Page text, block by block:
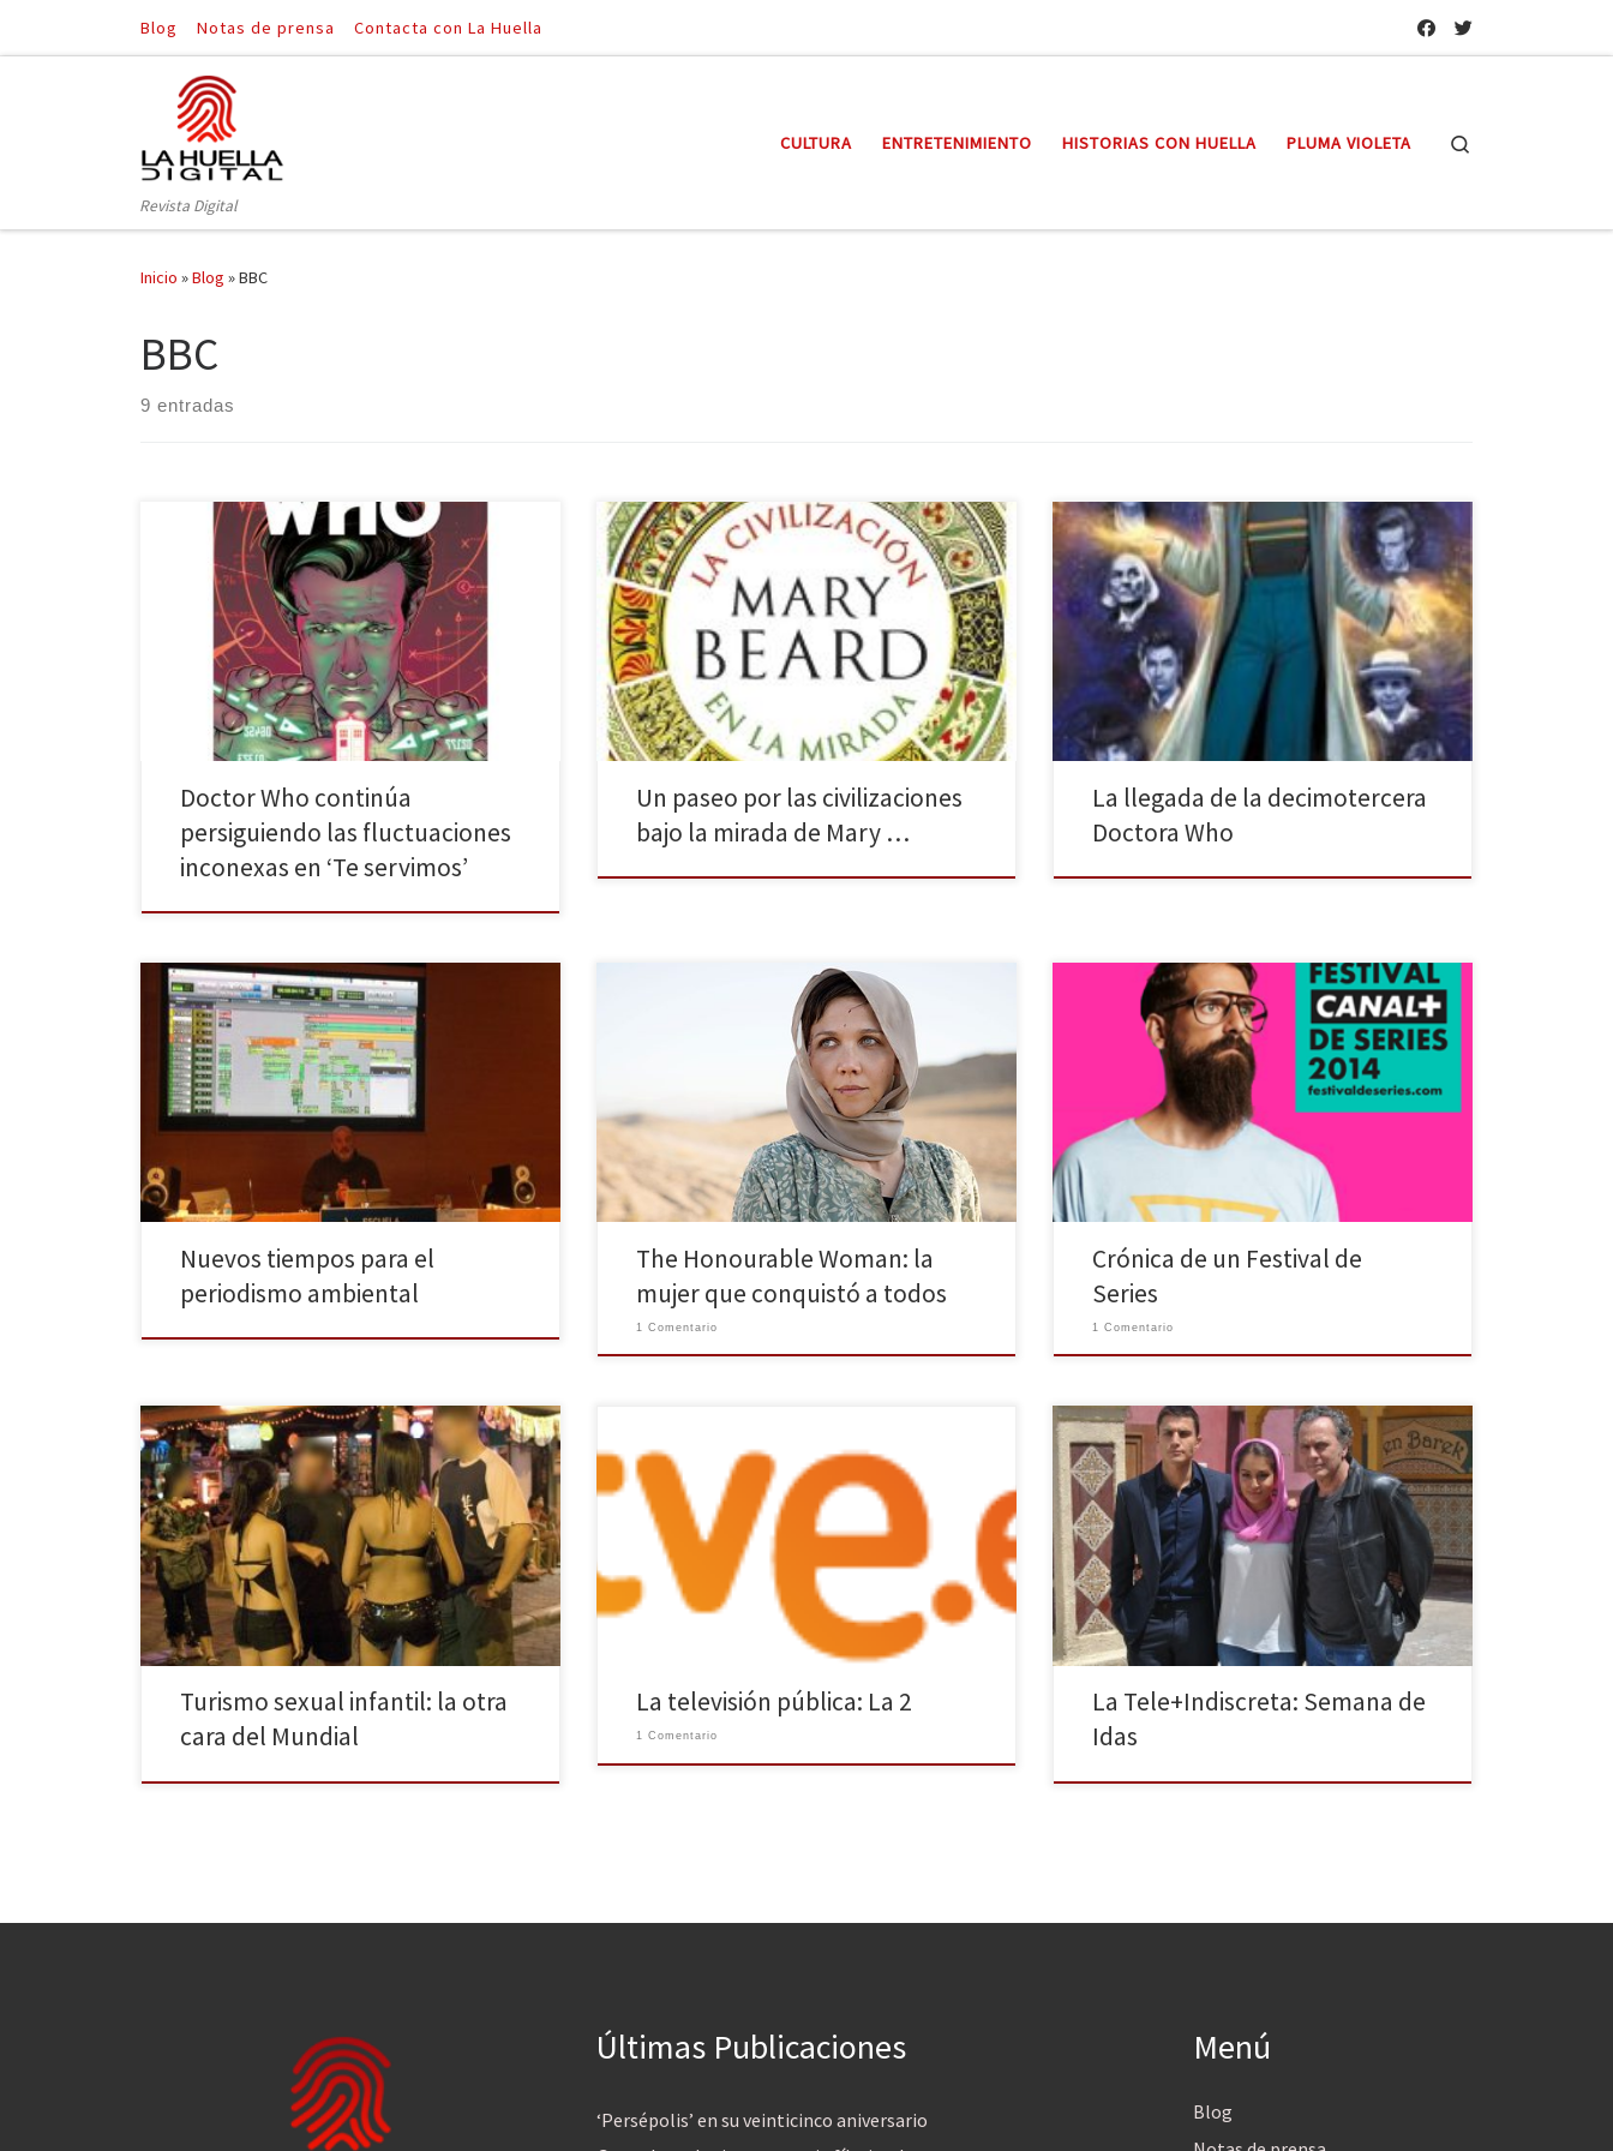
Saltar al contenido
Blog Notas de prensa Contacta con La Huella
Revista Digital
CULTURA ENTRETENIMIENTO HISTORIAS CON HUELLA PLUMA VIOLETA
Inicio »Blog »BBC
BBC
9 entradas
Fandogamia continúa publicando las aventuras del
Doctor Who, concretamente, os hablaré el segundo
tomo del decimoprimer doctor titulado Te servimos.
En el anterior comic, Vida después de la muerte, se
nos presentó la historia: el Doctor se encuentra con
Alice, una mujer que ha perdido a su madre y se
encuentra […]
Doctor Who continúa
persiguiendo las fluctuaciones
inconexas en ‘Te servimos’
La editorial Crítica (Grupo Planeta) ha publicado la
última obra de Mary Beard, Premio Princesa de
Asturias de Ciencias Sociales en 2016, un libro sobre el
arte y la forma de ver la realidad por los diferentes
pueblos. La civilización en la mirada (febrero de
2019), traducción de Civilizations: How […]
Un paseo por las civilizaciones
bajo la mirada de Mary …
Fandogamia publica el inicio de la historia de la
Doctora decimotercera en el cómic Doctor Who: las
muchas vidas del Doctor, escrito por Richard Dinnick.
En el universo se ve viajar a una vieja cabina azul de
teléfono inglesa, llamada Tardis; dentro, viaja un
Señor del Tiempo. La vida a […]
La llegada de la decimotercera
Doctora Who
Hace unos días se celebró la segunda edición de las
Jornadas Internacionales de Periodismo
Medioambiental organizadas por la Escuela de
Periodismo y Comunicación de Unidad Editorial y
Ecoembes. El encuentro reunió a veteranos de esta
especialización periodística junto a incipientes mentes
y el debate giró en torno a las nuevas […]
Nuevos tiempos para el
periodismo ambiental
Con la crítica de su parte, The Honourable Woman –
emitida por BBC Two y SundanceTV– se estrena
mañana 25 de Octubre en Canal + y su plataforma
online YOMVI. El nuevo thriller, protagonizado por la
estadounidense Maggie Gyllenhaal, cumple con lo
que promete. Toda una apuesta de la BBC. Ya […]
The Honourable Woman: la
mujer que conquistó a todos
1 Comentario
De cómo hartarse de ver series y escuchar ponentes y
no morir en el intento. El Festival de Series de Canal +
en su sexta edición ha sido un año más todo un éxito.
Talleres, Concursos, Pilotos y Capítulos de nuestras
series favoritas en pantalla grande. Próximamente en
Málaga y […]
Crónica de un Festival de
Series
1 Comentario
Con la llegada del Mundial de fútbol todas las miradas
se centran en Brasil, incluidas las de las redes de
tráfico de menores que ven en el evento deportivo el
escenario perfecto para desarrollar un negocio que ha
convertido al país carioca en uno de los principales
destinos con este […]
Turismo sexual infantil: la otra
cara del Mundial
La 2, el segundo canal público de España, es uno de
los mejores de la televisión española. Con un enfoque
divulgativo, su programación trata de acercarnos a
todo lo que sucede en nuestro planeta: ciencia,
conflictos socioculturales y arte. La oveja negra de la
familia, el hermano marginado, el patito […]
La televisión pública: La 2
1 Comentario
Esta semana, en nuestra sección de la Tele +
Indiscreta, haremos un repaso a las últimas noticias de
nuestra mejor amiga que en tantos y tantos momentos
nos acompaña, la televisión. Estrenos más que
esperados, regresos de programas más que
consolidados y nuevas apuestas para enganchar a los
telespectadores. Nuevas […]
La Tele+Indiscreta: Semana de
Idas
Últimas Publicaciones
‘Persépolis’ en su veinticinco aniversario
Menú
Blog